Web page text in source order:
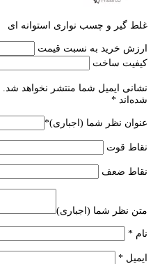
غلط گیر و چسب نواری استوانه ای
ارزش خرید به نسبت قیمت
کیفیت ساخت
نشانی ایمیل شما منتشر نخواهد شد.
شده‌اند *
عنوان نظر شما (اجباری)*
نقاط قوت
نقاط ضعف
متن نظر شما (اجباری)
نام *
ایمیل *